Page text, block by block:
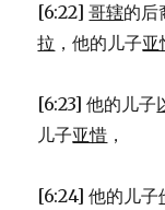
[6:22]哥辖的后
拉 ，他的儿子亚
[6:23] 他的儿子
儿子亚惜 ，
[6:24] 他的儿子